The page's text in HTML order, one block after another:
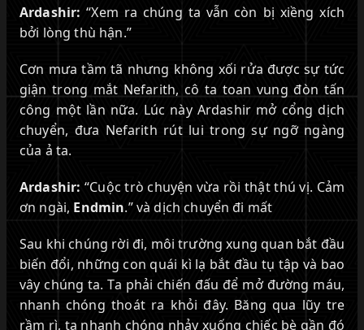
Ardashir: “Xem ra chúng ta vẫn còn bị xiềng xích
bởi lòng thù hận.”
Cơn mưa tầm tã nhưng không xối rửa được sự tức
giận trong mắt Nefarith, cô ta toan vung đòn tấn
công một lần nữa. Lúc này Ardashir mở cổng dịch
chuyển, đưa Nefarith rút lui trong sự ngỡ ngàng
của ả ta.
Ardashir: “Cuộc trò chuyện vừa rồi thật thú vị. Cảm
ơn ngài, Endmin.” và dịch chuyển đi mất
Sau khi chúng rời đi, môi trường xung quan bắt đầu
biến đổi, những con quái kì lạ bắt đầu tụ tập và bao
vây chúng ta. Ta phải chiến đấu để mở đường máu,
nhanh chóng thoát ra khỏi đây. Băng qua lũy tre
rầm rì, ta nhanh chóng nhảy xuống chiếc bè gần đó